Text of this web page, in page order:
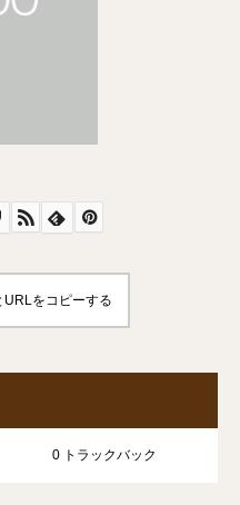
URLをコピーする
0 トラックバック